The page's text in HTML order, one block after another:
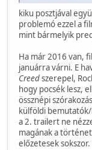
kiku posztjával
problemó ezzel a
mint bármelyik
Ha már 2016 van,
januárra várni. E
Creedszerepel,
hogy pocsék lesz,
össznépi
külföldi
a 2. trailert ne
magának a
előzetesek sokszor.